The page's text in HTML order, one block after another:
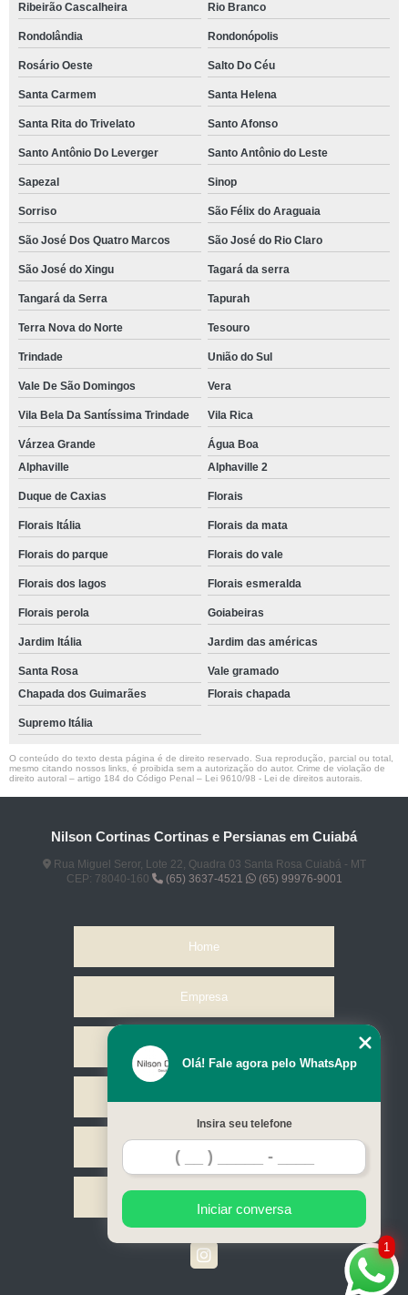
Ribeirão Cascalheira Rio Branco
Rondolândia Rondonópolis
Rosário Oeste Salto Do Céu
Santa Carmem Santa Helena
Santa Rita do Trivelato Santo Afonso
Santo Antônio Do Leverger Santo Antônio do Leste
Sapezal Sinop
Sorriso São Félix do Araguaia
São José Dos Quatro Marcos São José do Rio Claro
São José do Xingu Tagará da serra
Tangará da Serra Tapurah
Terra Nova do Norte Tesouro
Trindade União do Sul
Vale De São Domingos Vera
Vila Bela Da Santíssima Trindade Vila Rica
Várzea Grande
Água Boa
Alphaville
Alphaville 2
Duque de Caxias Florais
Florais Itália Florais da mata
Florais do parque Florais do vale
Florais dos lagos Florais esmeralda
Florais perola Goiabeiras
Jardim Itália Jardim das américas
Santa Rosa
Vale gramado
Chapada dos Guimarães
Florais chapada
Supremo Itália
O conteúdo do texto desta página é de direito reservado. Sua reprodução, parcial ou total,
mesmo citando nossos links, é proibida sem a autorização do autor. Crime de violação de
direito autoral – artigo 184 do Código Penal – Lei 9610/98 - Lei de direitos autorais
Nilson Cortinas Cortinas e Persianas em Cuiabá
Rua Miguel Seror, Lote 22, Quadra 03 Santa Rosa Cuiabá - MT
CEP: 78040-160
(65) 3637-4521 (65) 99976-9001
Home
Empresa
Contato
1
Olá! Fale agora pelo WhatsApp
Insira seu telefone
Iniciar conversa